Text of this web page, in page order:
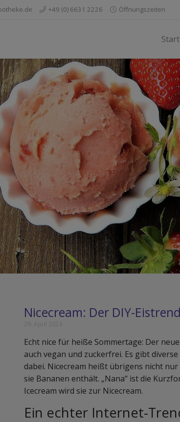
+49 (0) 6631 2226 Öffnungszeiten
Start
Nicecream: Der DIY-
Echt nice für heiße Sommertage: Der
auch vegan und zuckerfrei. Es gibt
dabei. Nicecream heißt übrigens nicht
sie Bananen enthält. „Nana“ ist die
Icecream wird sie zur Nicecream.
Ein echter Internet-